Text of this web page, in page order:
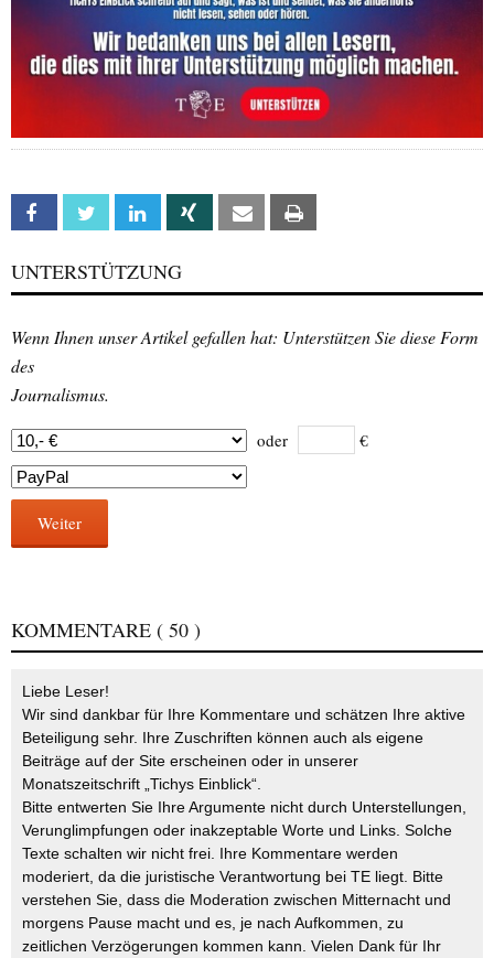
Facebook Twitter Linkedin Xing Email
UNTERSTÜTZUNG
Wenn Ihnen unser Artikel gefallen hat: Unterstützen Sie diese Form
des
Journalismus.
oder €
Weiter
KOMMENTARE ( 50 )
Liebe Leser!
Wir sind dankbar für Ihre Kommentare und schätzen Ihre aktive
Beteiligung sehr. Ihre Zuschriften können auch als eigene
Beiträge auf der Site erscheinen oder in unserer
Monatszeitschrift „Tichys Einblick“.
Bitte entwerten Sie Ihre Argumente nicht durch Unterstellungen,
Verunglimpfungen oder inakzeptable Worte und Links. Solche
Texte schalten wir nicht frei. Ihre Kommentare werden
moderiert, da die juristische Verantwortung bei TE liegt. Bitte
verstehen Sie, dass die Moderation zwischen Mitternacht und
morgens Pause macht und es, je nach Aufkommen, zu
zeitlichen Verzögerungen kommen kann. Vielen Dank für Ihr